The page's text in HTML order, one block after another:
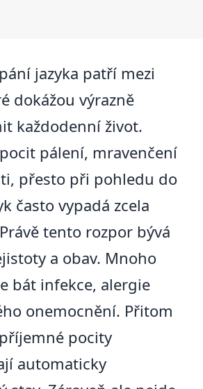
jazyka patří mezi
dokážou výrazně
každodenní život.
pálení, mravenčení
přesto při pohledu do
často vypadá zcela
tento rozpor bývá
a obav. Mnoho
bát infekce, alergie
onemocnění. Přitom
pocity
automaticky